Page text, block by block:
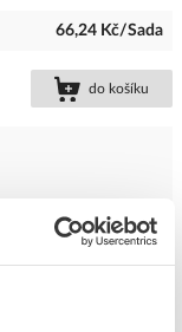
66,24 Kč/Sada
do košíku